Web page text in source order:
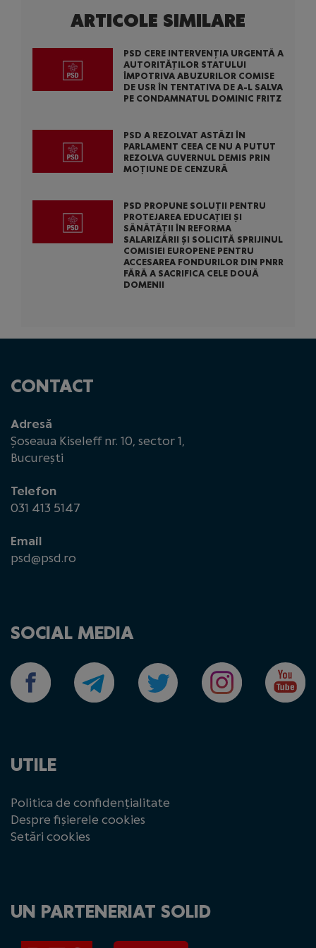
ARTICOLE SIMILARE
PSD CERE INTERVENȚIA URGENTĂ A
AUTORITĂȚILOR STATULUI
ÎMPOTRIVA ABUZURILOR COMISE
DE USR ÎN TENTATIVA DE A-L SALVA
PE CONDAMNATUL DOMINIC FRITZ
PSD A REZOLVAT ASTĂZI ÎN
PARLAMENT CEEA CE NU A PUTUT
REZOLVA GUVERNUL DEMIS PRIN
MOȚIUNE DE CENZURĂ
PSD PROPUNE SOLUȚII PENTRU
PROTEJAREA EDUCAȚIEI ȘI
SĂNĂTĂȚII ÎN REFORMA
SALARIZĂRII ȘI SOLICITĂ SPRIJINUL
COMISIEI EUROPENE PENTRU
ACCESAREA FONDURILOR DIN PNRR
FĂRĂ A SACRIFICA CELE DOUĂ
DOMENII
CONTACT
Adresă
Șoseaua Kiseleff nr. 10, sector 1,
București
Telefon
031 413 5147
Email
psd@psd.ro
SOCIAL MEDIA
UTILE
Politica de confidențialitate
Despre fișierele cookies
Setări cookies
UN PARTENERIAT SOLID